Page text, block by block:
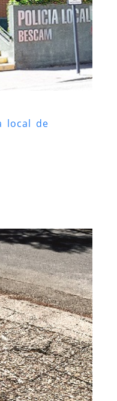
local de